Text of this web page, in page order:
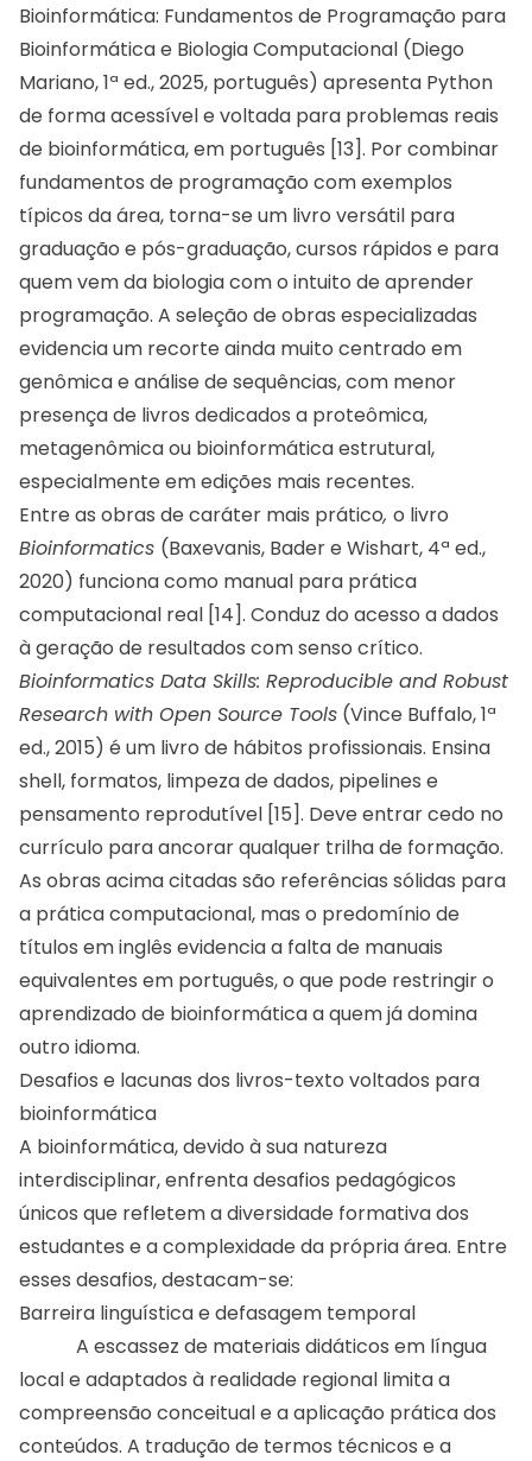
Bioinformática: Fundamentos de Programação para
Bioinformática e Biologia Computacional (Diego
Mariano, 1ª ed., 2025, português) apresenta Python
de forma acessível e voltada para problemas reais
de bioinformática, em português [13]. Por combinar
fundamentos de programação com exemplos
típicos da área, torna-se um livro versátil para
graduação e pós-graduação, cursos rápidos e para
quem vem da biologia com o intuito de aprender
programação. A seleção de obras especializadas
evidencia um recorte ainda muito centrado em
genômica e análise de sequências, com menor
presença de livros dedicados a proteômica,
metagenômica ou bioinformática estrutural,
especialmente em edições mais recentes.
Entre as obras de caráter mais prático, o livro
Bioinformatics (Baxevanis, Bader e Wishart, 4ª ed.,
2020) funciona como manual para prática
computacional real [14]. Conduz do acesso a dados
à geração de resultados com senso crítico.
Bioinformatics Data Skills: Reproducible and Robust
Research with Open Source Tools (Vince Buffalo, 1ª
ed., 2015) é um livro de hábitos profissionais. Ensina
shell, formatos, limpeza de dados, pipelines e
pensamento reprodutível [15]. Deve entrar cedo no
currículo para ancorar qualquer trilha de formação.
As obras acima citadas são referências sólidas para
a prática computacional, mas o predomínio de
títulos em inglês evidencia a falta de manuais
equivalentes em português, o que pode restringir o
aprendizado de bioinformática a quem já domina
outro idioma.
Desafios e lacunas dos livros-texto voltados para
bioinformática
A bioinformática, devido à sua natureza
interdisciplinar, enfrenta desafios pedagógicos
únicos que refletem a diversidade formativa dos
estudantes e a complexidade da própria área. Entre
esses desafios, destacam-se:
Barreira linguística e defasagem temporal
A escassez de materiais didáticos em língua
local e adaptados à realidade regional limita a
compreensão conceitual e a aplicação prática dos
conteúdos. A tradução de termos técnicos e a